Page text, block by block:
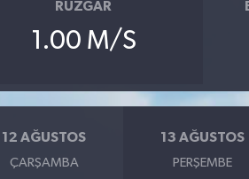
RÜZGAR
1.00 M/S
12 AĞUSTOS
ÇARŞAMBA
13 AĞUSTOS
PERŞEMBE